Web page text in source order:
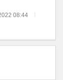
08:44